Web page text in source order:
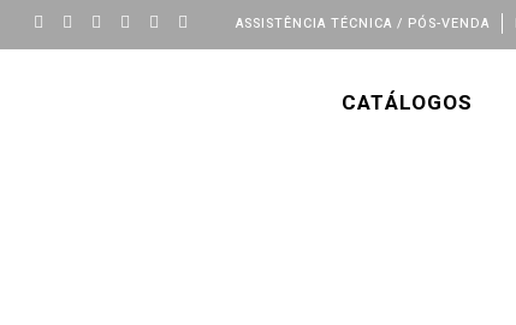
ASSISTÊNCIA TÉCNICA / PÓS-VENDA
CATÁLOGOS